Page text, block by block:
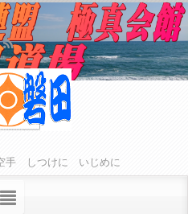
手 しつけに いじめに